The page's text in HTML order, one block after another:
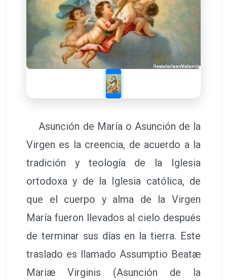
Asunción de María o Asunción de la
Virgen es la creencia, de acuerdo a la
tradición y teología de la Iglesia
ortodoxa y de la Iglesia católica, de
que el cuerpo y alma de la Virgen
María fueron llevados al cielo después
de terminar sus días en la tierra. Este
traslado es llamado Assumptio Beatæ
Mariæ Virginis (Asunción de la